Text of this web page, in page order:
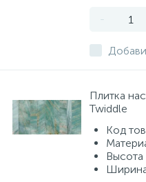
-
Плитка
Twiddle
Код